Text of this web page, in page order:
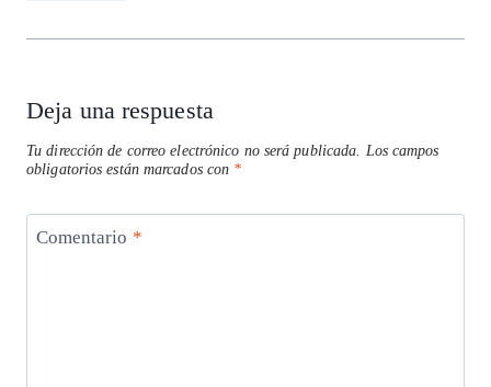
Deja una respuesta
Tu dirección de correo electrónico no será publicada.
Los campos
obligatorios están marcados con *
Comentario *